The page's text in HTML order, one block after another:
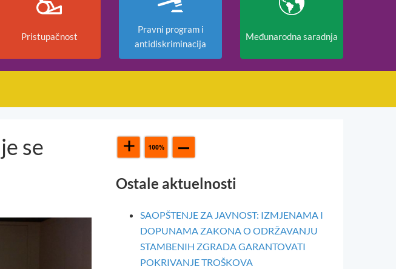
Pristupačnost
Pravni program i
antidiskriminacija
Međunarodna saradnja
se
Ostale aktuelnosti
SAOPŠTENJE ZA JAVNOST: IZMJENAMA I
DOPUNAMA ZAKONA O ODRŽAVANJU
STAMBENIH ZGRADA GARANTOVATI
POKRIVANJE TROŠKOVA